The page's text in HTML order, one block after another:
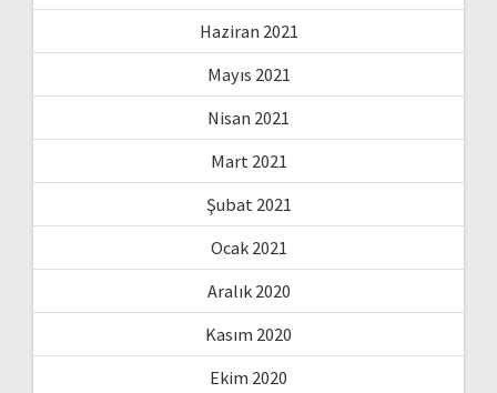
Haziran 2021
Mayıs 2021
Nisan 2021
Mart 2021
Şubat 2021
Ocak 2021
Aralık 2020
Kasım 2020
Ekim 2020